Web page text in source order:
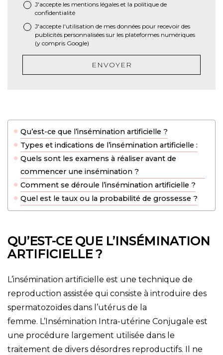
* J'accepte les mentions légales et la politique de
confidentialité
J'accepte l'utilisation de mes données pour recevoir des
publicités personnalisées sur les plateformes numériques
(y compris Google)
ENVOYER
Qu’est-ce que l’insémination artificielle ?
Types et indications de l’insémination artificielle :
Quels sont les examens à réaliser avant de
commencer une insémination ?
Comment se déroule l’insémination artificielle ?
Quel est le taux ou la probabilité de grossesse ?
QU’EST-CE QUE L’INSÉMINATION
ARTIFICIELLE ?
L’insémination artificielle est une technique de
reproduction assistée qui consiste à introduire des
spermatozoïdes dans l’utérus de la
femme. L’Insémination Intra-utérine Conjugale est
une procédure largement utilisée dans le
traitement de divers désordres reproductifs. Il ne